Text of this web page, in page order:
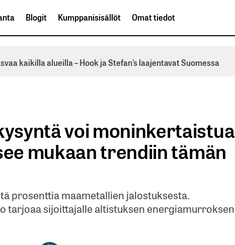
Blogit Kumppanisisällöt Omat tiedot
kaikilla alueilla – Hook ja Stefan’s laajentavat Suomessa
voi moninkertaistua
mukaan trendiin tämän
prosenttia maametallien jalostuksesta.
tarjoaa sijoittajalle altistuksen energiamurroksen